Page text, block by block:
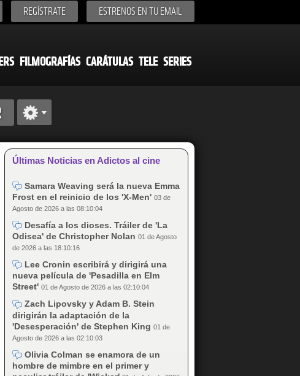
REGÍSTRATE ESTRENOS EN TU EMAIL
FILMOGRAFÍAS CARÁTULAS TELE SERIES
Últimas Noticias en Adictos al cine
Samara Weaving será la nueva Emma
Frost en el reinicio de los 'X-Men' 03 de
Agosto de 2026 a las 08:10:04
Desafía a los dioses. Tráiler de 'La
Odisea' de Christopher Nolan 01 de Agosto
de 2026 a las 18:10:16
Lee Cronin escribirá y dirigirá una
nueva película de 'Pesadilla en Elm
Street' 01 de Agosto de 2026 a las 02:10:04
Zach Lipovsky y Adam B. Stein
dirigirán la adaptación de la
'Desesperación' de Stephen King 01 de
Agosto de 2026 a las 02:10:03
Olivia Colman se enamora de un
hombre de mimbre en el primer y